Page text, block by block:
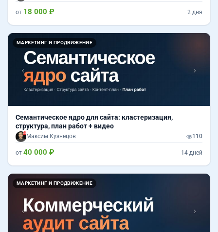
от 18 000 ₽ 2 дня
МАРКЕТИНГ И ПРОДВИЖЕНИЕ
Назад
Семантическое ядро для сайта: кластеризация,
структура, план работ + видео
Максим Кузнецов 110
от 40 000 ₽ 14 дней
МАРКЕТИНГ И ПРОДВИЖЕНИЕ
Назад